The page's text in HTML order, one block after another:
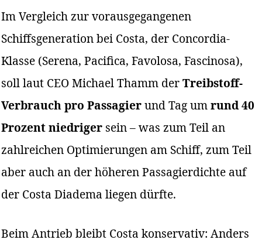
Im Vergleich zur vorausgegangenen
Schiffsgeneration bei Costa, der Concordia-
Klasse (Serena, Pacifica, Favolosa, Fascinosa),
soll laut CEO Michael Thamm derTreibstoff-
Verbrauch pro Passagierund Tag umrund 40
Prozent niedriger sein – was zum Teil an
zahlreichen Optimierungen am Schiff, zum Teil
aber auch an der höheren Passagierdichte auf
der Costa Diadema liegen dürfte.
Beim Antrieb bleibt Costa konservativ: Anders